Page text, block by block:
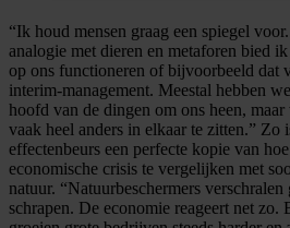
“Ik houd mensen graag een spiegel
analogie met dieren en metaforen bied
op ons functioneren of bijvoorbeeld dat
interim-management. Meestal hebben
hoofd van de dingen om ons heen,
vaak heel anders in elkaar te zitten.” Zo
effectenbeurs een perfecte kopie van
economische crisis te vergelijken met
natuur. “Natuurbeschermers
schrapen. De economie reageert net